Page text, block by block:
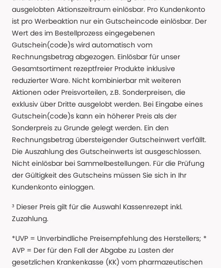
ausgelobten Aktionszeitraum einlösbar. Pro Kundenkonto
ist pro Werbeaktion nur ein Gutscheincode einlösbar. Der
Wert des im Bestellprozess eingegebenen
Gutschein(code)s wird automatisch vom
Rechnungsbetrag abgezogen. Einlösbar für unser
Gesamtsortiment rezeptfreier Produkte inklusive
reduzierter Ware. Nicht kombinierbar mit weiteren
Aktionen oder Preisvorteilen, z.B. Sonderpreisen, die
exklusiv über Dritte ausgelobt werden. Bei Eingabe eines
Gutschein(code)s kann ein höherer Preis als der
Sonderpreis zu Grunde gelegt werden. Ein den
Rechnungsbetrag übersteigender Gutscheinwert verfällt.
Die Auszahlung des Gutscheinwerts ist ausgeschlossen.
Nicht einlösbar bei Sammelbestellungen. Für die Prüfung
der Gültigkeit des Gutscheins müssen Sie sich in Ihr
Kundenkonto einloggen.
³ Dieser Preis gilt für die Auswahl Kassenrezept inkl.
Zuzahlung.
*UVP = Unverbindliche Preisempfehlung des Herstellers; *
AVP = Der für den Fall der Abgabe zu Lasten der
gesetzlichen Krankenkasse (KK) vom pharmazeutischen